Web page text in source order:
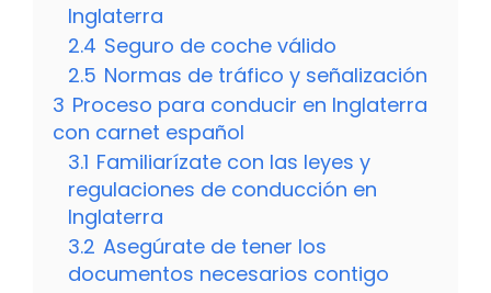
Inglaterra
2.4 Seguro de coche válido
2.5 Normas de tráfico y señalización
3 Proceso para conducir en Inglaterra
con carnet español
3.1 Familiarízate con las leyes y
regulaciones de conducción en
Inglaterra
3.2 Asegúrate de tener los
documentos necesarios contigo